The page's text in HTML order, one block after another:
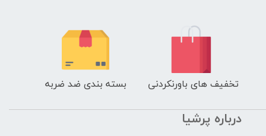
تخفیف های باورنکردنی بسته بندی ضد ضربه
درباره پرشیا